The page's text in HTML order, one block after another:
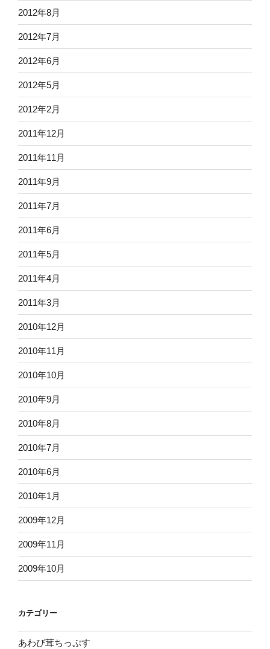
2012年8月
2012年7月
2012年6月
2012年5月
2012年2月
2011年12月
2011年11月
2011年9月
2011年7月
2011年6月
2011年5月
2011年4月
2011年3月
2010年12月
2010年11月
2010年10月
2010年9月
2010年8月
2010年7月
2010年6月
2010年1月
2009年12月
2009年11月
2009年10月
カテゴリー
あわび茸ちっぷす